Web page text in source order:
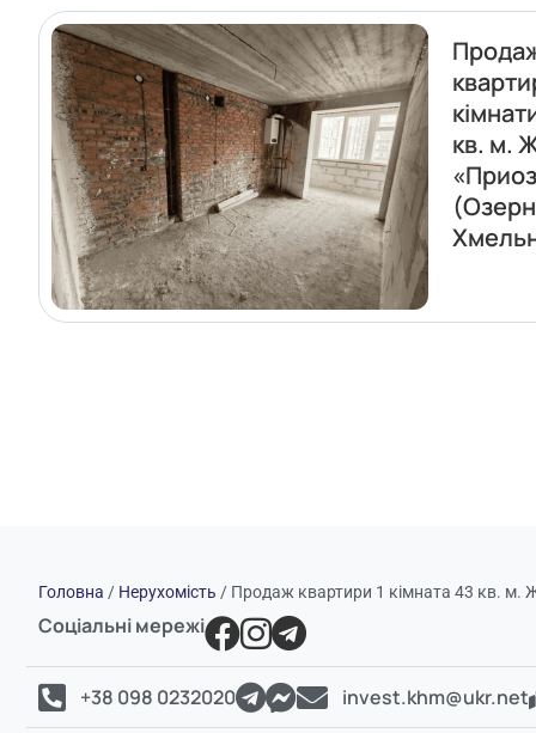
кв. м.
Головна / Нерухомість / Продаж квартири 1 кімната 43 кв. м.
Соціальні мережі
+38 098 0232020 invest.khm@ukr.net